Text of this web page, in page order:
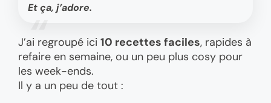
Et ça, j’adore.
J’ai regroupé ici 10 recettes faciles, rapides à
refaire en semaine, ou un peu plus cosy pour
les week-ends.
Il y a un peu de tout :